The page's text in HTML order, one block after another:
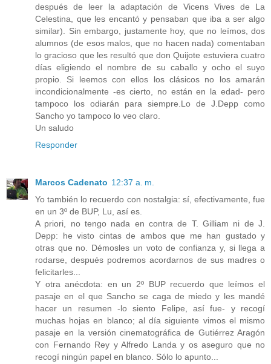
después de leer la adaptación de Vicens Vives de La
Celestina, que les encantó y pensaban que iba a ser algo
similar). Sin embargo, justamente hoy, que no leímos, dos
alumnos (de esos malos, que no hacen nada) comentaban
lo gracioso que les resultó que don Quijote estuviera cuatro
días eligiendo el nombre de su caballo y ocho el suyo
propio. Si leemos con ellos los clásicos no los amarán
incondicionalmente -es cierto, no están en la edad- pero
tampoco los odiarán para siempre.Lo de J.Depp como
Sancho yo tampoco lo veo claro.
Un saludo
Responder
Marcos Cadenato 12:37 a. m.
Yo también lo recuerdo con nostalgia: sí, efectivamente, fue
en un 3º de BUP, Lu, así es.
A priori, no tengo nada en contra de T. Gilliam ni de J.
Depp: he visto cintas de ambos que me han gustado y
otras que no. Démosles un voto de confianza y, si llega a
rodarse, después podremos acordarnos de sus madres o
felicitarles...
Y otra anécdota: en un 2º BUP recuerdo que leímos el
pasaje en el que Sancho se caga de miedo y les mandé
hacer un resumen -lo siento Felipe, así fue- y recogí
muchas hojas en blanco; al día siguiente vimos el mismo
pasaje en la versión cinematográfica de Gutiérrez Aragón
con Fernando Rey y Alfredo Landa y os aseguro que no
recogí ningún papel en blanco. Sólo lo apunto...